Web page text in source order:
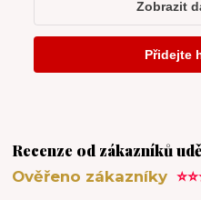
Recenze od zákazníků
Ověřeno zákazníky